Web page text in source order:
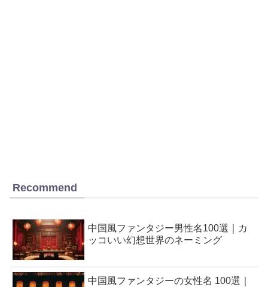
Recommend
中国風ファンタジー男性名100選｜カ
ッコいい幻想世界のネーミング
中国風ファンタジーの女性名 100選｜